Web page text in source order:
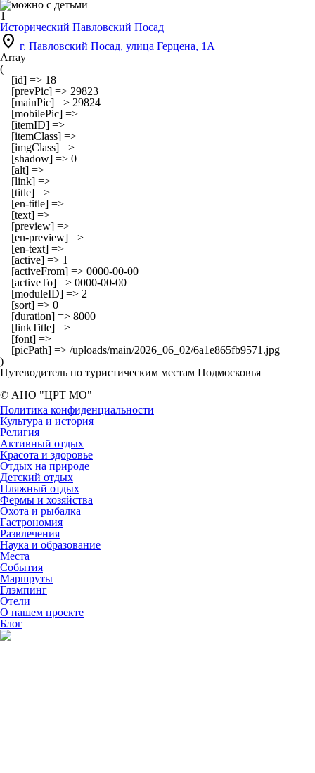
1
Исторический Павловский Посад
location_on г. Павловский Посад, улица Герцена, 1А
Array
(
    [id] => 18
    [prevPic] => 29823
    [mainPic] => 29824
    [mobilePic] =>
    [itemID] =>
    [itemClass] =>
    [imgClass] =>
    [shadow] => 0
    [alt] =>
    [link] =>
    [title] =>
    [en-title] =>
    [text] =>
    [preview] =>
    [en-preview] =>
    [en-text] =>
    [active] => 1
    [activeFrom] => 0000-00-00
    [activeTo] => 0000-00-00
    [moduleID] => 2
    [sort] => 0
    [duration] => 8000
    [linkTitle] =>
    [font] =>
    [picPath] => /uploads/main/2026_06_02/6a1e865fb9571.jpg
Путеводитель по туристическим местам Подмосковья
© АНО "ЦРТ МО"
Политика конфиденциальности
Культура и история
Религия
Активный отдых
Красота и здоровье
Отдых на природе
Детский отдых
Пляжный отдых
Фермы и хозяйства
Охота и рыбалка
Гастрономия
Развлечения
Наука и образование
Места
События
Маршруты
Глэмпинг
Отели
О нашем проекте
Блог